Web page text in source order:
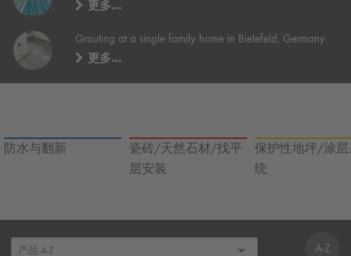
更多…
Grouting at a single family home in Bielefeld, Germany
更多…
防水与翻新
瓷砖/天然石材/找平
层安装
保护性地坪/涂层
统
A-Z